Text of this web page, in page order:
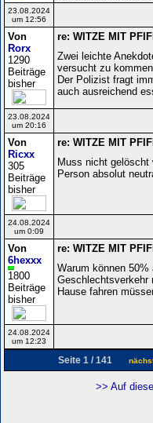
23.08.2024
um 12:56
Von
Rorx
1290
Beiträge
bisher
re: WITZE MIT
Zwei leichte
versucht zu
Der Polizist fragt
auch ausreichend
23.08.2024
um 20:16
Von
Ricxx
305
Beiträge
bisher
re: WITZE MIT
Muss nicht gelöscht
Person absolut
24.08.2024
um 0:09
Von
6hexxx
1800
Beiträge
bisher
re: WITZE MIT
Warum können 50%
Geschlechtsverkehr
Hause fahren
24.08.2024
um 12:23
Seite 1 / 141
>> Auf